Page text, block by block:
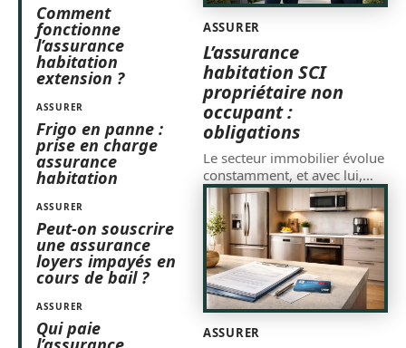
Comment
fonctionne
l’assurance
habitation
extension ?
ASSURER
Frigo en panne :
prise en charge
assurance
habitation
ASSURER
Peut-on souscrire
une assurance
loyers impayés en
cours de bail ?
ASSURER
Qui paie
ASSURER
L’assurance
habitation SCI
propriétaire non
occupant :
obligations
Le secteur immobilier évolue
constamment, et avec lui,…
ASSURER